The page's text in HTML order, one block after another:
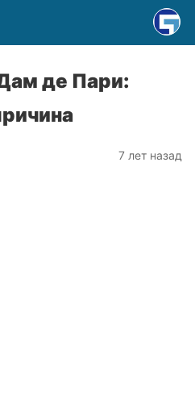
де Пари:
7 лет назад